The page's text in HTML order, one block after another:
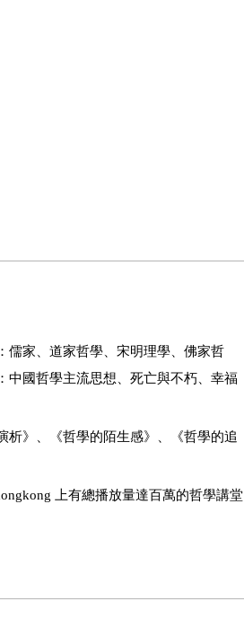
儒家、道家哲學、宋明理學、佛家哲
中國哲學主流思想、死亡與不朽、幸福
》、《哲學的陌生感》、《哲學的追
上有總播放量達百萬的哲學講堂